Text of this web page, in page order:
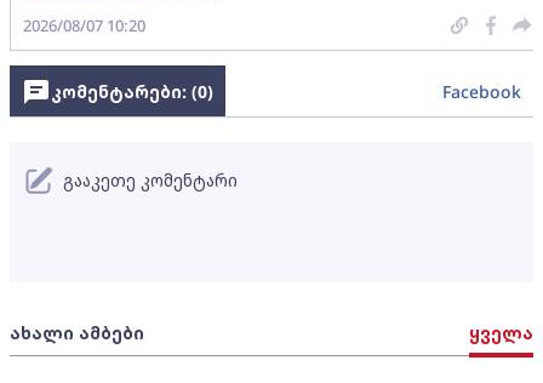
2026/08/07 10:20
ახალი ამბები ყველა
კომენტარები: (0) Facebook
გააკეთე კომენტარი